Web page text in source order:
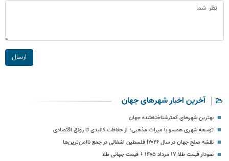
ارسال
آخرین اخبار شهرهای جهان
بهترین شهرهای کمترشناخته‌شده جهان
توسعه شهری همسو با میراث مذهبی؛ از حفاظت کالبدی تا رونق اقتصادی
نقشه صلح جهان در سال ۲۰۲۶| فلسطین اشغالی در جمع ناامن‌ترین‌ها
نمودار قیمت طلا ۱۷ مرداد ۱۴۰۵ + قیمت جهانی طلا